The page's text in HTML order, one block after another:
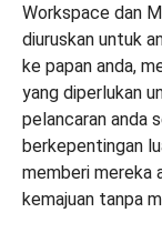
Workspace dan
diuruskan untuk
ke papan anda,
yang diperlukan
pelancaran anda
berkepentingan
memberi mereka
kemajuan tanpa